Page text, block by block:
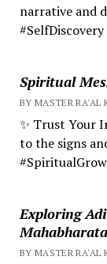
narrative and
Spiritual
BY MASTER RA'AL
✨ Trust Your
to the signs
Exploring
Mahabharata
BY MASTER RA'AL